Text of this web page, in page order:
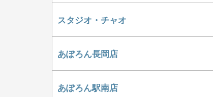
スタジオ・チャオ
あぽろん長岡店
あぽろん駅南店